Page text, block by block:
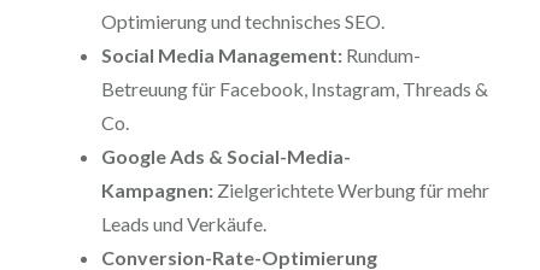
Optimierung und technisches SEO.
Social Media Management:Rundum-
Betreuung für Facebook, Instagram, Threads &
Co.
Google Ads & Social-Media-
Kampagnen:Zielgerichtete Werbung für mehr
Leads und Verkäufe.
Conversion-Rate-Optimierung